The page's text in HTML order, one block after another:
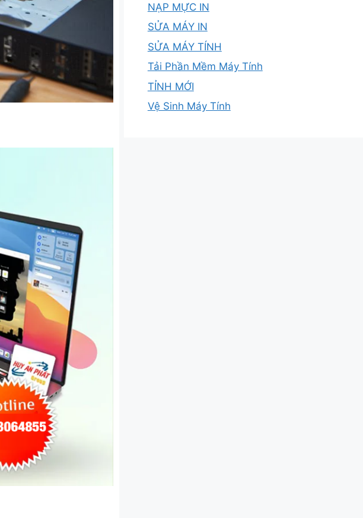
NẠP MỰC IN
SỬA MÁY IN
SỬA MÁY TÍNH
Tải Phần Mềm Máy Tính
TỈNH MỚI
Vệ Sinh Máy Tính